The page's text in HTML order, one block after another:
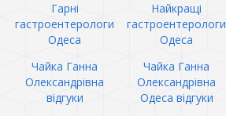
Гарні
гастроентерологи
Одеса
Найкращі
гастроентерологи
Одеса
Чайка Ганна
Олександрівна
відгуки
Чайка Ганна
Олександрівна
Одеса відгуки